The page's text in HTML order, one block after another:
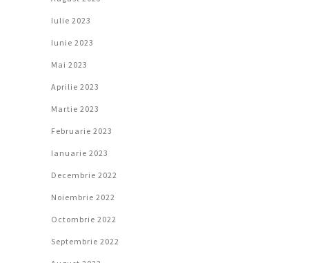
Iulie 2023
Iunie 2023
Mai 2023
Aprilie 2023
Martie 2023
Februarie 2023
Ianuarie 2023
Decembrie 2022
Noiembrie 2022
Octombrie 2022
Septembrie 2022